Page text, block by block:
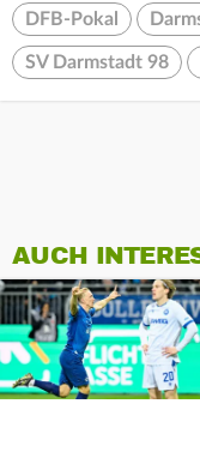
DFB-Pokal
SV Darmstadt 98
AUCH